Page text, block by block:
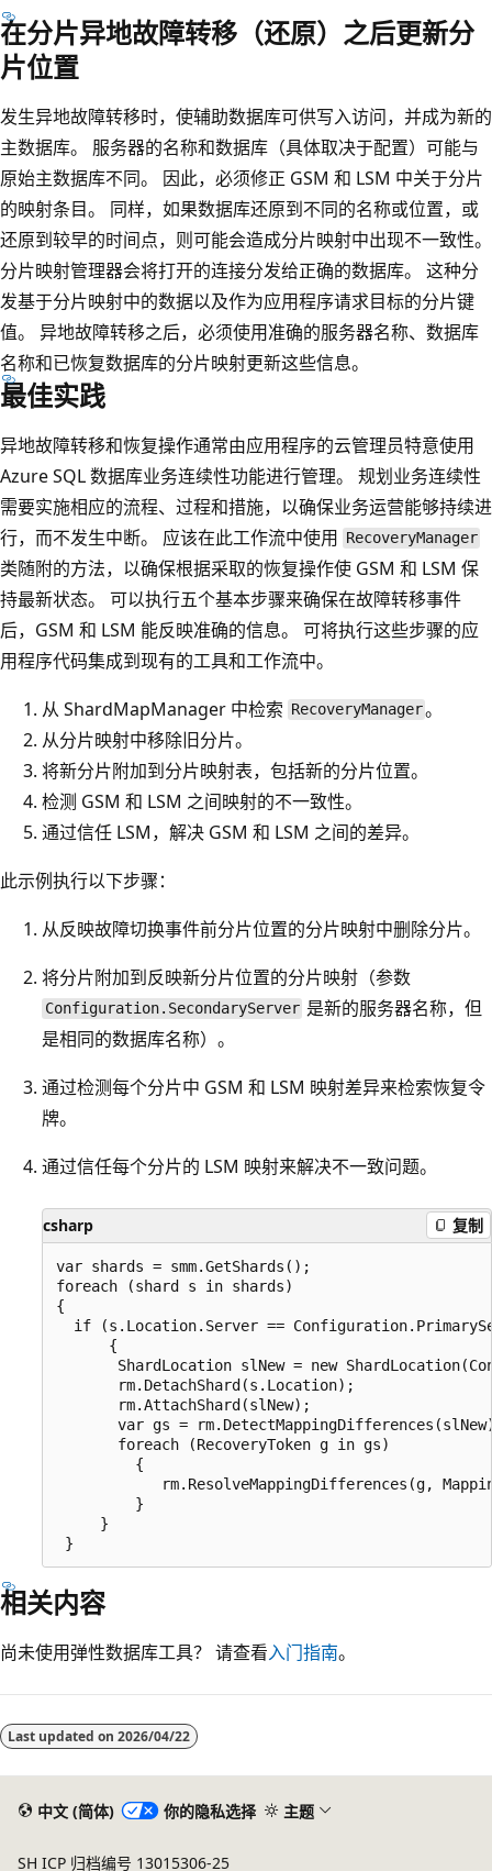
在分片异地故障转移（还原）之后更新分
片位置
发生异地故障转移时，使辅助数据库可供写入访问，并成为新的
主数据库。 服务器的名称和数据库（具体取决于配置）可能与
原始主数据库不同。 因此，必须修正 GSM 和 LSM 中关于分片
的映射条目。 同样，如果数据库还原到不同的名称或位置，或
还原到较早的时间点，则可能会造成分片映射中出现不一致性。
分片映射管理器会将打开的连接分发给正确的数据库。 这种分
发基于分片映射中的数据以及作为应用程序请求目标的分片键
值。 异地故障转移之后，必须使用准确的服务器名称、数据库
名称和已恢复数据库的分片映射更新这些信息。
最佳实践
异地故障转移和恢复操作通常由应用程序的云管理员特意使用
Azure SQL 数据库业务连续性功能进行管理。 规划业务连续性
需要实施相应的流程、过程和措施，以确保业务运营能够持续进
行，而不发生中断。 应该在此工作流中使用 RecoveryManager
类随附的方法，以确保根据采取的恢复操作使 GSM 和 LSM 保
持最新状态。 可以执行五个基本步骤来确保在故障转移事件
后，GSM 和 LSM 能反映准确的信息。 可将执行这些步骤的应
用程序代码集成到现有的工具和工作流中。
从 ShardMapManager 中检索 RecoveryManager。
从分片映射中移除旧分片。
将新分片附加到分片映射表，包括新的分片位置。
检测 GSM 和 LSM 之间映射的不一致性。
通过信任 LSM，解决 GSM 和 LSM 之间的差异。
此示例执行以下步骤：
从反映故障切换事件前分片位置的分片映射中删除分片。
将分片附加到反映新分片位置的分片映射（参数
Configuration.SecondaryServer 是新的服务器名称，但
是相同的数据库名称）。
通过检测每个分片中 GSM 和 LSM 映射差异来检索恢复令
牌。
通过信任每个分片的 LSM 映射来解决不一致问题。
csharp 复制
var shards = smm.GetShards();
foreach (shard s in shards)
{
if (s.Location.Server ==
      {
ShardLocation slNew = new
       rm.DetachShard(s.Location);
       rm.AttachShard(slNew);
var gs =
       foreach (RecoveryToken g in gs)
         {
rm.ResolveMappingDifferences(g,
         }
     }
相关内容
尚未使用弹性数据库工具？ 请查看入门指南。
Last updated on 2026/04/22
中文 (简体) 你的隐私选择 主题
SH ICP 归档编号 13015306-25